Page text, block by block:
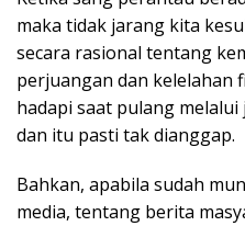
maka tidak jarang kita
secara rasional tentang
perjuangan dan kelelahan
hadapi saat pulang
dan itu pasti tak dianggap.
Bahkan, apabila sudah
media, tentang berita